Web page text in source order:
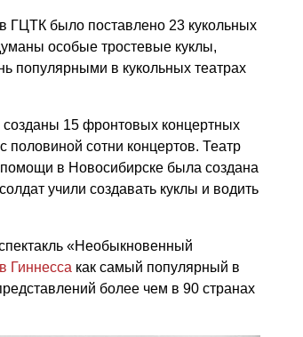
ГЦТК было поставлено 23 кукольных
особые тростевые куклы,
популярными в кукольных театрах
15 фронтовых концертных
половиной сотни концертов. Театр
в Новосибирске была создана
учили создавать куклы и водить
«Необыкновенный
Гиннесса как самый популярный в
более чем в 90 странах